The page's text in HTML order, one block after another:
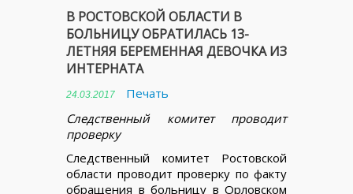
В РОСТОВСКОЙ ОБЛАСТИ В
БОЛЬНИЦУ ОБРАТИЛАСЬ 13-
ЛЕТНЯЯ БЕРЕМЕННАЯ ДЕВОЧКА ИЗ
ИНТЕРНАТА
24.03.2017
Печать
Следственный комитет проводит
проверку
Следственный комитет Ростовской
области проводит проверку по факту
обращения в больницу в Орловском